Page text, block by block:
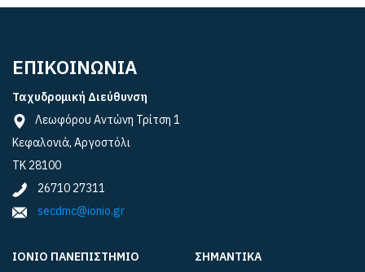
ΕΠΙΚΟΙΝΩΝΙΑ
Ταχυδρομική Διεύθυνση
Λεωφόρου Αντώνη Τρίτση 1
Κεφαλονιά, Αργοστόλι
ΤΚ 28100
26710 27311
secdmc@ionio.gr
ΙΟΝΙΟ ΠΑΝΕΠΙΣΤΗΜΙΟ
ΣΗΜΑΝΤΙΚΑ